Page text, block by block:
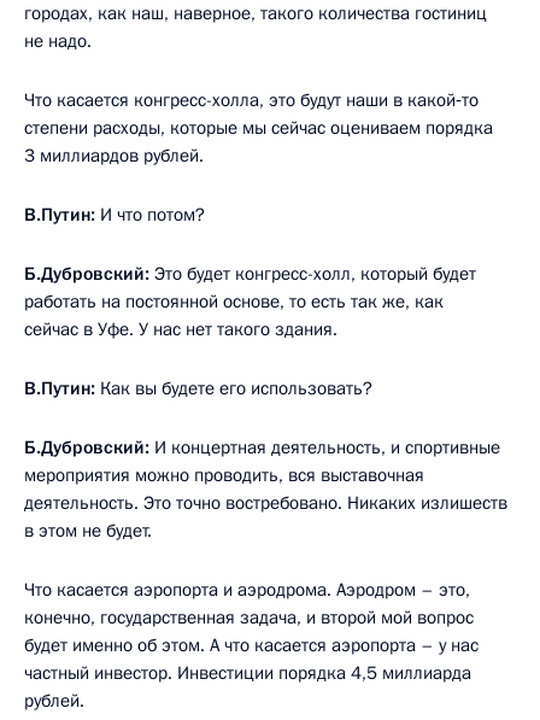
городах, как наш, наверное, такого количества гостиниц
не надо.
Что касается конгресс-холла, это будут наши в какой‑то
степени расходы, которые мы сейчас оцениваем порядка
3 миллиардов рублей.
В.Путин: И что потом?
Б.Дубровский: Это будет конгресс-холл, который будет
работать на постоянной основе, то есть так же, как
сейчас в Уфе. У нас нет такого здания.
В.Путин: Как вы будете его использовать?
Б.Дубровский: И концертная деятельность, и спортивные
мероприятия можно проводить, вся выставочная
деятельность. Это точно востребовано. Никаких излишеств
в этом не будет.
Что касается аэропорта и аэродрома. Аэродром – это,
конечно, государственная задача, и второй мой вопрос
будет именно об этом. А что касается аэропорта – у нас
частный инвестор. Инвестиции порядка 4,5 миллиарда
рублей.